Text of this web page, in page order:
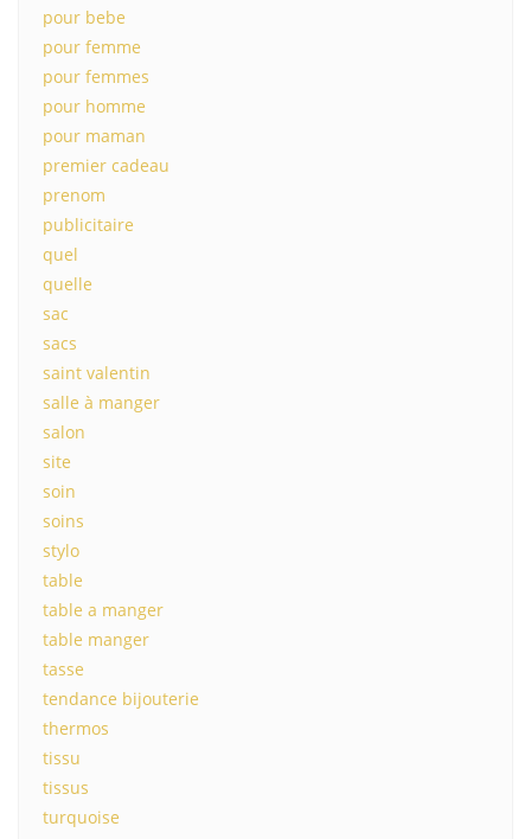
pour bebe
pour femme
pour femmes
pour homme
pour maman
premier cadeau
prenom
publicitaire
quel
quelle
sac
sacs
saint valentin
salle à manger
salon
site
soin
soins
stylo
table
table a manger
table manger
tasse
tendance bijouterie
thermos
tissu
tissus
turquoise